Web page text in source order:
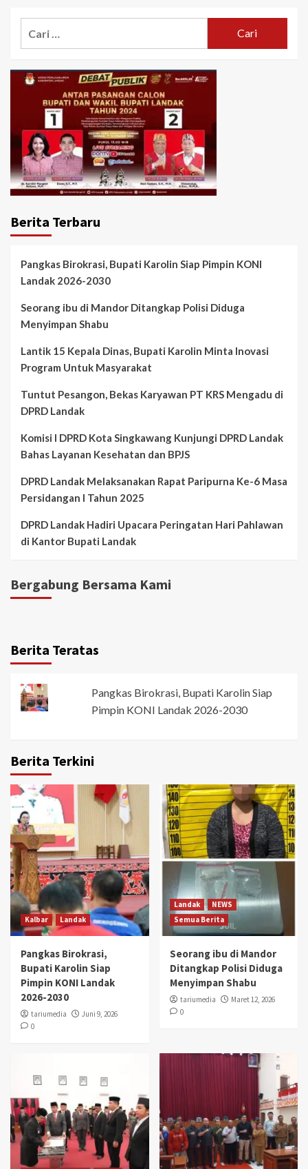
Berita Terbaru
Pangkas Birokrasi, Bupati Karolin Siap Pimpin KONI
Landak 2026-2030
Seorang ibu di Mandor Ditangkap Polisi Diduga
Menyimpan Shabu
Lantik 15 Kepala Dinas, Bupati Karolin Minta Inovasi
Program Untuk Masyarakat
Tuntut Pesangon, Bekas Karyawan PT KRS Mengadu di
DPRD Landak
Komisi I DPRD Kota Singkawang Kunjungi DPRD Landak
Bahas Layanan Kesehatan dan BPJS
DPRD Landak Melaksanakan Rapat Paripurna Ke-6 Masa
Persidangan I Tahun 2025
DPRD Landak Hadiri Upacara Peringatan Hari Pahlawan
di Kantor Bupati Landak
Bergabung Bersama Kami
Berita Teratas
Pangkas Birokrasi, Bupati Karolin Siap
Pimpin KONI Landak 2026-2030
Berita Terkini
Kalbar Landak
Pangkas Birokrasi,
Bupati Karolin Siap
Pimpin KONI Landak
2026-2030
tariumedia
Juni 9, 2026
0
Landak
NEWS
Semua Berita
Seorang ibu di Mandor
Ditangkap Polisi Diduga
Menyimpan Shabu
tariumedia
Maret 12, 2026
0